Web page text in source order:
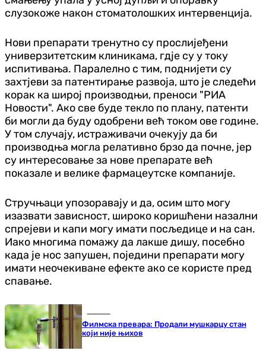
слузокоже након стоматолошких интервенција.
Нови препарати тренутно су прослијеђени
универзитетским клиникама, гдје су у току
испитивања. Паралелно с тим, поднијети су
захтјеви за патентирање развоја, што је следећи
корак ка широј производњи, преноси "РИА
Новости". Ако све буде текло по плану, патенти
би могли да буду одобрени већ током ове године.
У том случају, истраживачи очекују да би
производња могла релативно брзо да почне, јер
су интересовање за нове препарате већ
показале и велике фармацеутске компаније.
Стручњаци упозоравају и да, осим што могу
изазвати зависност, широко коришћени назални
спрејеви и капи могу имати посљедице и на сан.
Иако многима помажу да лакше дишу, посебно
када је нос запушен, поједини препарати могу
имати неочекиване ефекте ако се користе пред
спавање.
Филмска превара: Продали мушкарцу стан
који није њихов